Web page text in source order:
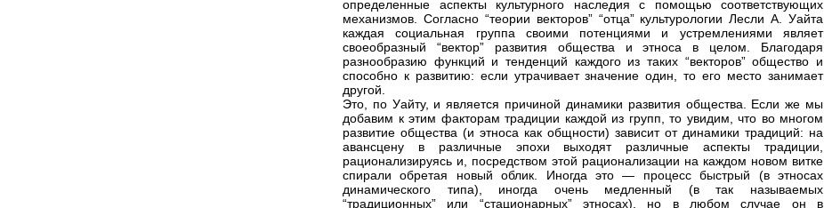
определенные аспекты культурного наследия с помощью соответствующих
механизмов. Согласно “теории векторов” “отца” культурологии Лесли А. Уайта
каждая социальная группа своими потенциями и устремлениями являет
своеобразный “вектор” развития общества и этноса в целом. Благодаря
разнообразию функций и тенденций каждого из таких “векторов” общество и
способно к развитию: если утрачивает значение один, то его место занимает
другой.
Это, по Уайту, и является причиной динамики развития общества. Если же мы
добавим к этим факторам традиции каждой из групп, то увидим, что во многом
развитие общества (и этноса как общности) зависит от динамики традиций: на
авансцену в различные эпохи выходят различные аспекты традиции,
рационализируясь и, посредством этой рационализации на каждом новом витке
спирали обретая новый облик. Иногда это — процесс быстрый (в этносах
динамического типа), иногда очень медленный (в так называемых
“традиционных” или “стационарных” этносах), но в любом случае он в